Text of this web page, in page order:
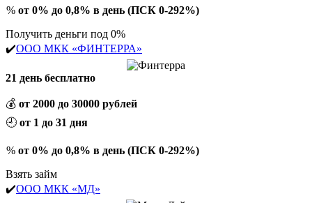
% от 0% до 0,8% в день (ПСК 0-292%)
Получить деньги под 0%
✔️ООО МКК «ФИНТЕРРА»
21 день бесплатно
💰 от 2000 до 30000 рублей
🕘 от 1 до 31 дня
% от 0% до 0,8% в день (ПСК 0-292%)
Взять займ
✔️ООО МКК «МД»